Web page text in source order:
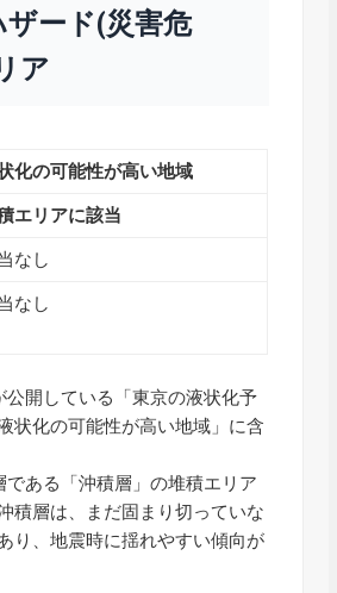
ザード(災害危
ア
化の可能性が高い地域
エリアに該当
なし
なし
公開している「東京の液状化予
状化の可能性が高い地域」に含
である「沖積層」の堆積エリア
積層は、まだ固まり切っていな
り、地震時に揺れやすい傾向が